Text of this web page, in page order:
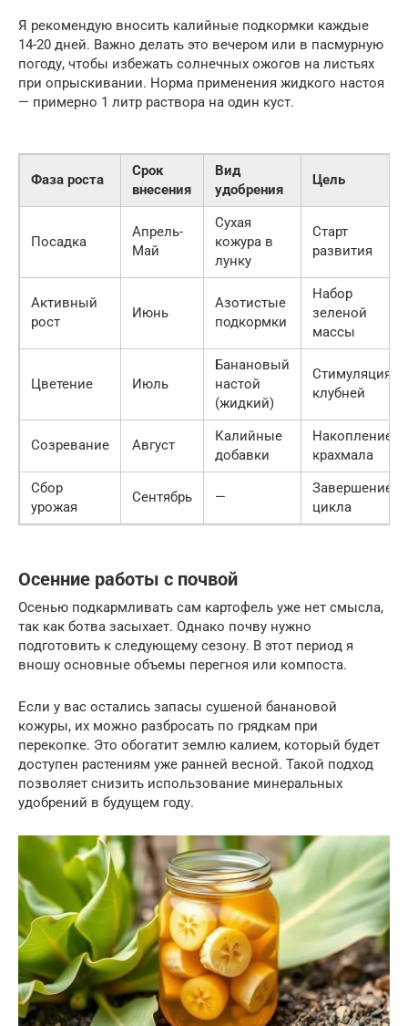
Я рекомендую вносить калийные подкормки каждые
14-20 дней. Важно делать это вечером или в пасмурную
погоду, чтобы избежать солнечных ожогов на листьях
при опрыскивании. Норма применения жидкого настоя
— примерно 1 литр раствора на один куст.
Фаза роста
Срок
внесения
Вид
удобрения
Цель
Посадка
Апрель-
Май
Сухая
кожура в
лунку
Старт
развития
Активный
рост
Июнь
Азотистые
подкормки
Набор
зеленой
массы
Цветение Июль
Банановый
настой
(жидкий)
Стимуляция
клубней
Созревание Август
Калийные
добавки
Накопление
крахмала
Сбор
урожая
Сентябрь —
Завершение
цикла
Осенние работы с почвой
Осенью подкармливать сам картофель уже нет смысла,
так как ботва засыхает. Однако почву нужно
подготовить к следующему сезону. В этот период я
вношу основные объемы перегноя или компоста.
Если у вас остались запасы сушеной банановой
кожуры, их можно разбросать по грядкам при
перекопке. Это обогатит землю калием, который будет
доступен растениям уже ранней весной. Такой подход
позволяет снизить использование минеральных
удобрений в будущем году.